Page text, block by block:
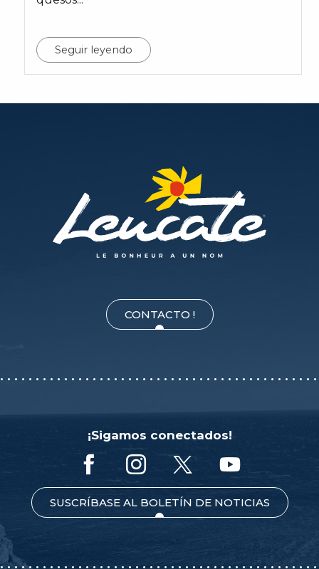
Seguir leyendo
CONTACTO !
¡Sigamos conectados!
SUSCRÍBASE AL BOLETÍN DE NOTICIAS